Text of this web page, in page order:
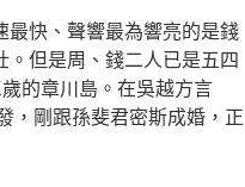
快、聲響最為響亮的是錢
但是周、錢二人已是五四
的章川島。在吳越方言
，剛跟孫斐君密斯成婚，正